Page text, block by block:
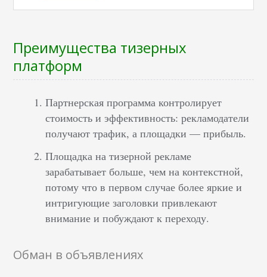
Преимущества тизерных
платформ
Партнерская программа контролирует
стоимость и эффективность: рекламодатели
получают трафик, а площадки — прибыль.
Площадка на тизерной рекламе
зарабатывает больше, чем на контекстной,
потому что в первом случае более яркие и
интригующие заголовки привлекают
внимание и побуждают к переходу.
Обман в объявлениях